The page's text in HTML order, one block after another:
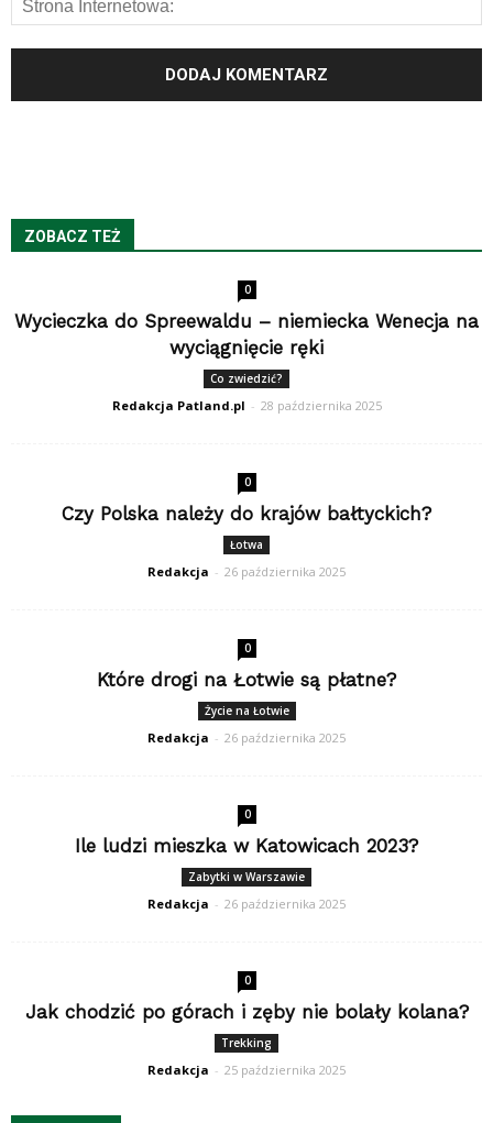
ZOBACZ TEŻ
0
Wycieczka do Spreewaldu – niemiecka Wenecja na
wyciągnięcie ręki
Co zwiedzić?
Redakcja Patland.pl - 28 października 2025
0
Czy Polska należy do krajów bałtyckich?
Łotwa
Redakcja - 26 października 2025
0
Które drogi na Łotwie są płatne?
Życie na Łotwie
Redakcja - 26 października 2025
0
Ile ludzi mieszka w Katowicach 2023?
Zabytki w Warszawie
Redakcja - 26 października 2025
0
Jak chodzić po górach i zęby nie bolały kolana?
Trekking
Redakcja - 25 października 2025